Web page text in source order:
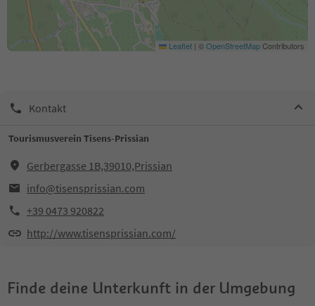
Leaflet | ©OpenStreetMapContributors
Kontakt
Tourismusverein Tisens-Prissian
Gerbergasse 1B,39010,Prissian
info@tisensprissian.com
+39 0473 920822
http://www.tisensprissian.com/
Finde deine Unterkunft in der Umgebung